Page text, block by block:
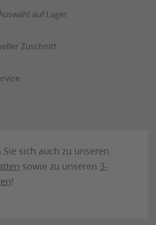
auf Lager
Zuschnitt
sich auch zu unseren
sowie zu unseren 3-
!